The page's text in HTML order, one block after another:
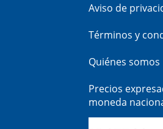
Aviso de
Términos y
Quiénes somos
Precios
moneda